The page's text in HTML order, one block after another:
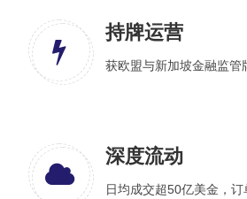
持牌运营
获欧盟与新加坡金融监管
深度流动
日均成交超50亿美金，